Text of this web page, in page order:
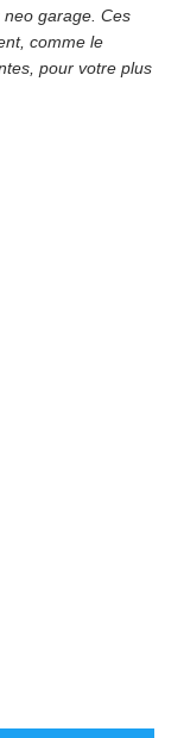
garage. Ces
comme le
pour votre plus